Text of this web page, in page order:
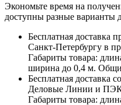
Экономьте время на
доступны разные варианты
Бесплатная доставка
Санкт-Петербургу в
Габариты товара:
ширина до 0,4 м.
Бесплатная доставка
Деловые Линии и ПЭК
Габариты товара: